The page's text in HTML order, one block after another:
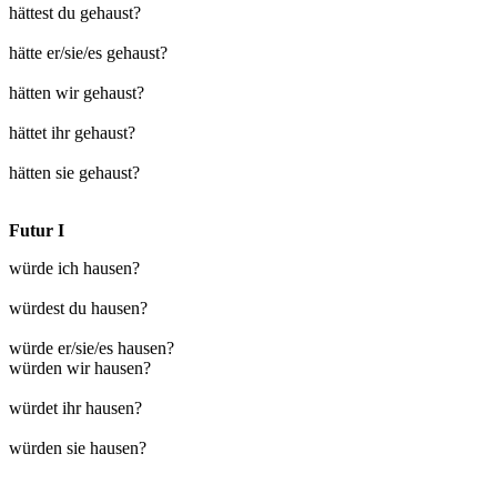
hättest du gehaust?
hätte er/sie/es gehaust?
hätten wir gehaust?
hättet ihr gehaust?
hätten sie gehaust?
Futur I
würde ich hausen?
würdest du hausen?
würde er/sie/es hausen?
würden wir hausen?
würdet ihr hausen?
würden sie hausen?